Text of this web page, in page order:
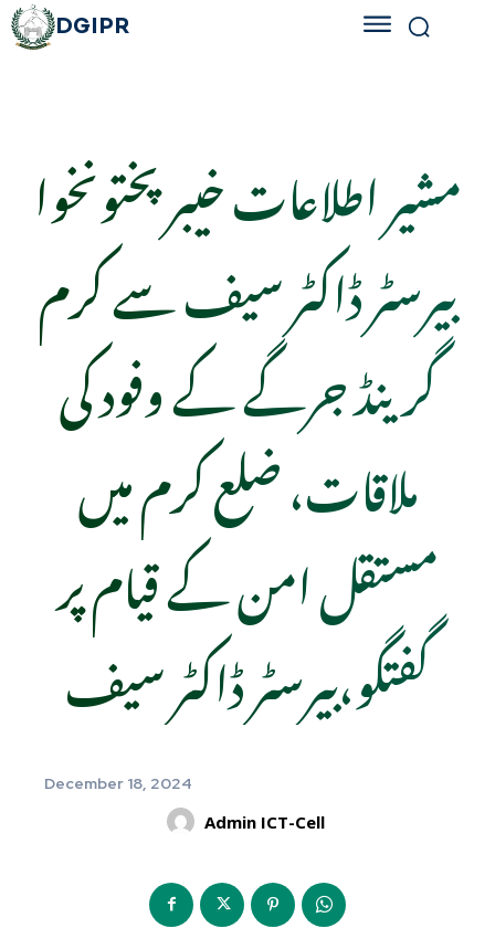
DGIPR
مشیر اطلاعات خیبر پختونخوا
بیرسٹر ڈاکٹر سیف سے کرم
گرینڈ جرگے کے وفود کی
ملاقات، ضلع کرم میں
مستقل امن کے قیام پر
گفتگو،بیرسٹر ڈاکٹر سیف
December 18, 2024
Admin ICT-Cell